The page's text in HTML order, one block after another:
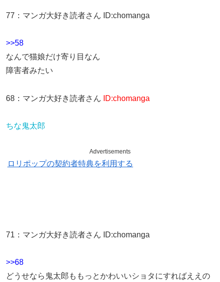
77 ： マンガ大好き読者さん ID:chomanga
>>58
なんで猫娘だけ寄り目なん
障害者みたい
68 ： マンガ大好き読者さん ID:chomanga
ちな鬼太郎
Advertisements
ロリポップの契約者特典を利用する
71 ： マンガ大好き読者さん ID:chomanga
>>68
どうせなら鬼太郎ももっとかわいいショタにすればええの